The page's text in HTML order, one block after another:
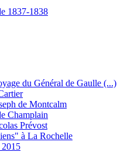
1837-1838
du Général de Gaulle (...)
de Montcalm
Champlain
Prévost
à La Rochelle
2015